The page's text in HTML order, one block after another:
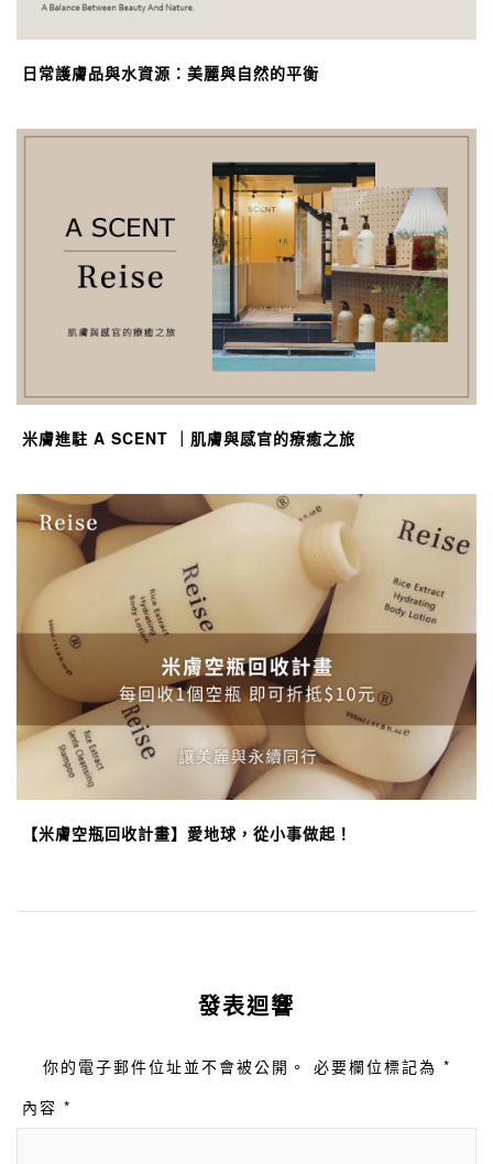
日常護膚品與水資源：美麗與自然的平衡
米膚進駐 A SCENT ｜肌膚與感官的療癒之旅
【米膚空瓶回收計畫】愛地球，從小事做起！
發表迴響
你的電子郵件位址並不會被公開。 必要欄位標記為 *
內容 *